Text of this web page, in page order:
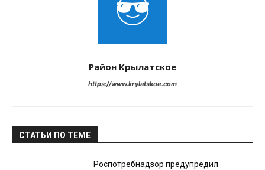
Район Крылатское
https://www.krylatskoe.com
СТАТЬИ ПО ТЕМЕ
Роспотребнадзор предупредил